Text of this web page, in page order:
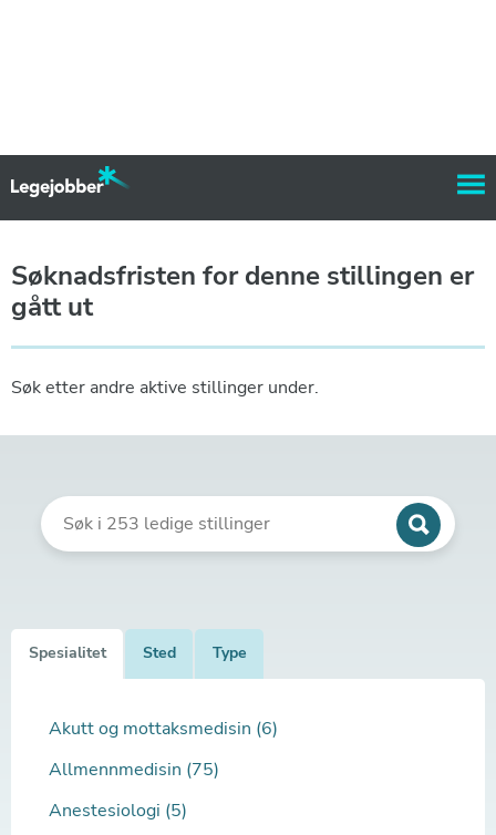
Søknadsfristen for denne stillingen er
gått ut
Søk etter andre aktive stillinger under.
Spesialitet Sted Type
Akutt og mottaksmedisin (6)
Allmennmedisin (75)
Anestesiologi (5)